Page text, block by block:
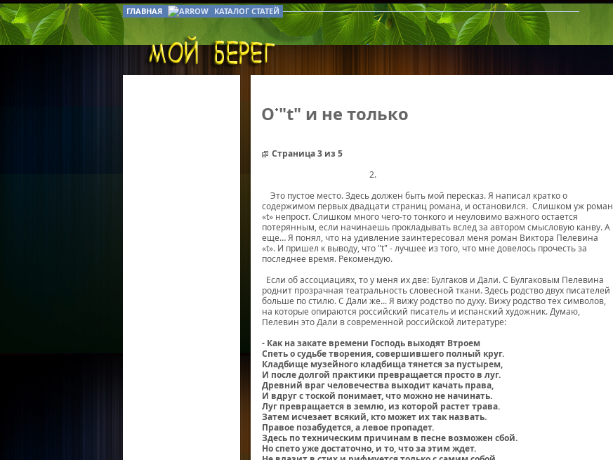
ГЛАВНАЯ КАТАЛОГ СТАТЕЙ
О "t" и не только
Страница 3 из 5
2.
Это пустое место. Здесь должен быть мой пересказ. Я написал кратко о
содержимом первых двадцати страниц романа, и остановился. Слишком уж роман
«t» непрост. Слишком много чего-то тонкого и неуловимо важного остается
потерянным, если начинаешь прокладывать вслед за автором смысловую канву. А
еще… Я понял, что на удивление заинтересовал меня роман Виктора Пелевина
«t». И пришел к выводу, что "t" - лучшее из того, что мне довелось прочесть за
последнее время. Рекомендую.
Если об ассоциациях, то у меня их две: Булгаков и Дали. С Булгаковым Пелевина
роднит прозрачная театральность словесной ткани. Здесь родство двух писателей
больше по стилю. С Дали же... Я вижу родство по духу. Вижу родство тех символов,
на которые опираются российский писатель и испанский художник. Думаю,
Пелевин это Дали в современной российской литературе:
- Как на закате времени Господь выходят Втроем
Спеть о судьбе творения, совершившего полный круг.
Кладбище музейного кладбища тянется за пустырем,
И после долгой практики превращается просто в луг.
Древний враг человечества выходит качать права,
И вдруг с тоской понимает, что можно не начинать.
Луг превращается в землю, из которой растет трава.
Затем исчезает всякий, кто может их так назвать.
Правое позабудется, а левое пропадет.
Здесь по техническим причинам в песне возможен сбой.
Но спето уже достаточно, и то, что за этим ждет.